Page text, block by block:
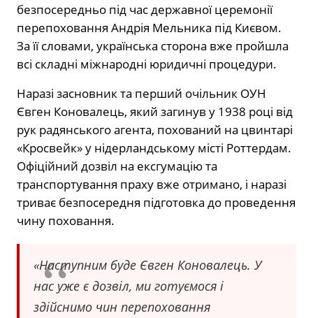
безпосередньо під час державної церемонії
перепоховання Андрія Мельника під Києвом.
За її словами, українська сторона вже пройшла
всі складні міжнародні юридичні процедури.
Наразі засновник та перший очільник ОУН
Євген Коновалець, який загинув у 1938 році від
рук радянського агента, похований на цвинтарі
«Кросвейк» у нідерландському місті Роттердам.
Офіційний дозвіл на ексгумацію та
транспортування праху вже отримано, і наразі
триває безпосередня підготовка до проведення
чину поховання.
«Наступним буде Євген Коновалець. У
нас уже є дозвіл, ми готуємося і
здійснимо чин перепоховання